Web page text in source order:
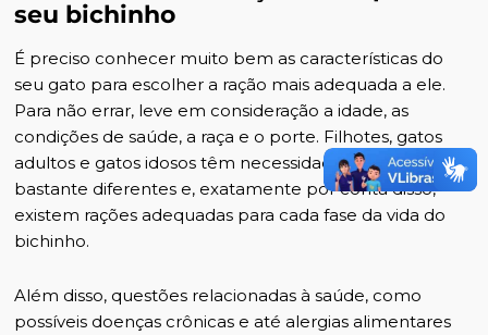
seu bichinho
É preciso conhecer muito bem as características do
seu gato para escolher a ração mais adequada a ele.
Para não errar, leve em consideração a idade, as
condições de saúde, a raça e o porte. Filhotes, gatos
adultos e gatos idosos têm necessidades nutricionais
bastante diferentes e, exatamente por conta disso,
existem rações adequadas para cada fase da vida do
bichinho.
Além disso, questões relacionadas à saúde, como
possíveis doenças crônicas e até alergias alimentares